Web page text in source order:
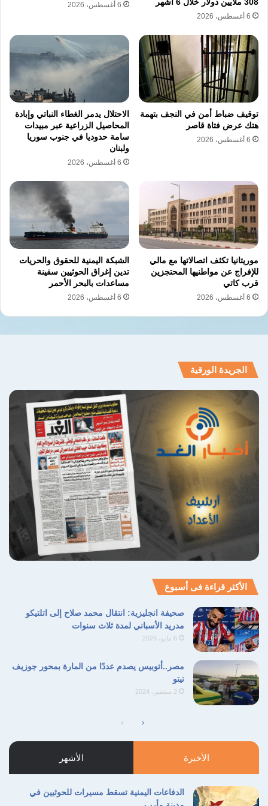
وكانت مصر وإثيوبيا وأوغندا وكينيا وجيبوتي، قد
تعهدت بالمشاركة في بعثة الاتحاد الإفريقي للدعم
والاستقرار في الصومال “AUSSOM” والتي خلفت
البعثة التي انتهت مهمتها بنهاية العام الماضي، كما
ارتبطت بعض الدول من بينها مصر باتفاقيات ثنائية
مع الصومال لنشر قوات إضافية في إطار ثنائي.
نسخ الرابط
308 ملايين دولار خلال 6 أشهر
6 أغسطس، 2026
6 أغسطس، 2026
توقيف ضباط أمن في النجف بتهمة
هتك عرض فتاة قاصر
6 أغسطس، 2026
الاحتلال يدمر الغطاء النباتي وإبادة
المحاصيل الزراعية عبر مبيدات
سامة حدوديا في جنوب سوريا
ولبنان
6 أغسطس، 2026
موريتانيا تكثف اتصالاتها مع مالي
للإفراج عن مواطنيها المحتجزين
قرب كاتي
6 أغسطس، 2026
الشبكة اليمنية للحقوق والحريات
تدين إغراق الحوثيين سفينة
مساعدات بالبحر الأحمر
6 أغسطس، 2026
الجريدة الورقية
الأكثر قراءة فى أسبوع
صحيفة انجليزية: انتقال محمد صلاح إلى اتلتيكو
مدريد الأسباني لمدة ثلاث سنوات
6 مايو، 2026
مصر..أتوبيس يصدم عددًا من المارة بمحور جوزيف
تيتو
2 سبتمبر، 2024
الصفحة
السابقة
الصفحة
التالية
الأخيرة الأشهر
الدفاعات اليمنية تسقط مسيرات للحوثيين في